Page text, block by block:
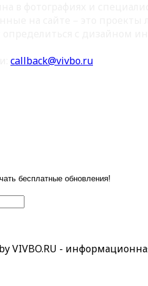
callback@vivbo.ru
бесплатные обновления!
VIVBO.RU -